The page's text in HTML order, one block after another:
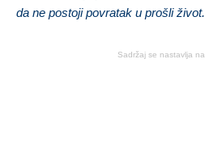
da ne postoji povratak u prošli život.
Sadržaj se nastavlja